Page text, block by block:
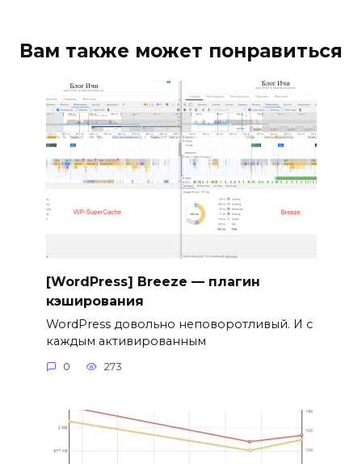
Вам также может понравиться
[WordPress] Breeze — плагин
кэширования
WordPress довольно неповоротливый. И с
каждым активированным
0 273